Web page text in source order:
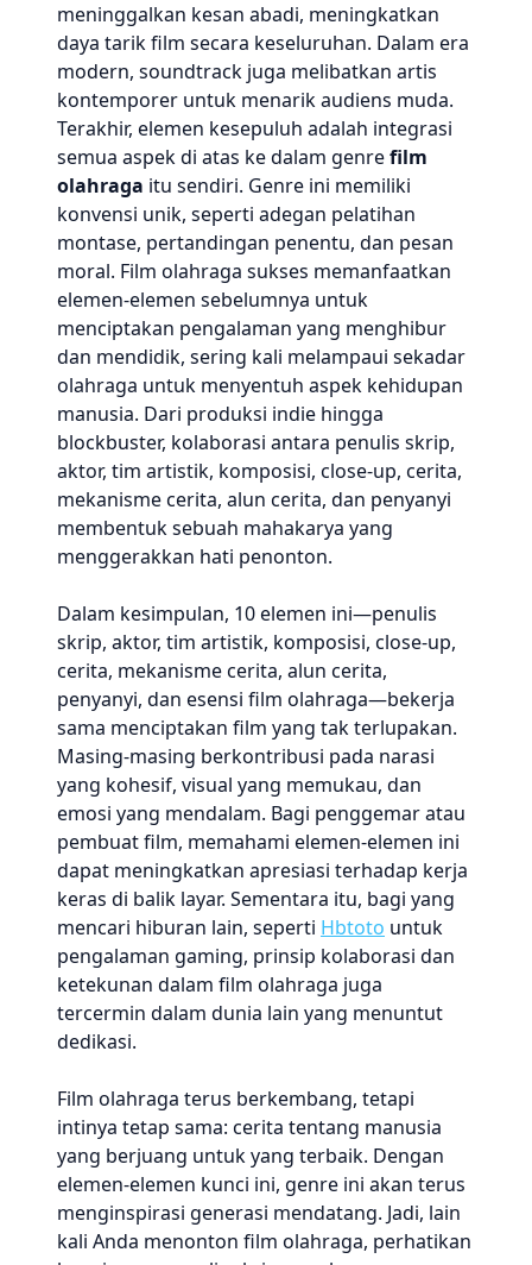
meninggalkan kesan abadi, meningkatkan
daya tarik film secara keseluruhan. Dalam era
modern, soundtrack juga melibatkan artis
kontemporer untuk menarik audiens muda.
Terakhir, elemen kesepuluh adalah integrasi
semua aspek di atas ke dalam genrefilm
olahraga itu sendiri. Genre ini memiliki
konvensi unik, seperti adegan pelatihan
montase, pertandingan penentu, dan pesan
moral. Film olahraga sukses memanfaatkan
elemen-elemen sebelumnya untuk
menciptakan pengalaman yang menghibur
dan mendidik, sering kali melampaui sekadar
olahraga untuk menyentuh aspek kehidupan
manusia. Dari produksi indie hingga
blockbuster, kolaborasi antara penulis skrip,
aktor, tim artistik, komposisi, close-up, cerita,
mekanisme cerita, alun cerita, dan penyanyi
membentuk sebuah mahakarya yang
menggerakkan hati penonton.
Dalam kesimpulan, 10 elemen ini—penulis
skrip, aktor, tim artistik, komposisi, close-up,
cerita, mekanisme cerita, alun cerita,
penyanyi, dan esensi film olahraga—bekerja
sama menciptakan film yang tak terlupakan.
Masing-masing berkontribusi pada narasi
yang kohesif, visual yang memukau, dan
emosi yang mendalam. Bagi penggemar atau
pembuat film, memahami elemen-elemen ini
dapat meningkatkan apresiasi terhadap kerja
keras di balik layar. Sementara itu, bagi yang
mencari hiburan lain, seperti Hbtoto untuk
pengalaman gaming, prinsip kolaborasi dan
ketekunan dalam film olahraga juga
tercermin dalam dunia lain yang menuntut
dedikasi.
Film olahraga terus berkembang, tetapi
intinya tetap sama: cerita tentang manusia
yang berjuang untuk yang terbaik. Dengan
elemen-elemen kunci ini, genre ini akan terus
menginspirasi generasi mendatang. Jadi, lain
kali Anda menonton film olahraga, perhatikan